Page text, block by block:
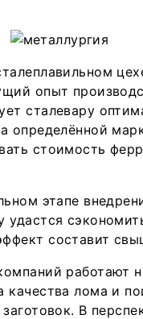
опыт
сталевару
определённой
стоимость
этапе
удастся
составит
работают
качества лома и
В